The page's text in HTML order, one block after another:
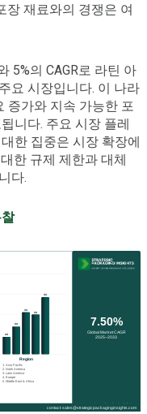
장 재료와의 경쟁은 여
5%의 CAGR로 라틴 아
요 시장입니다. 이 나라
증가와 지속 가능한 포
니다. 주요 시장 플레
한 집중은 시장 확장에
한 규제 제한과 대체
다.